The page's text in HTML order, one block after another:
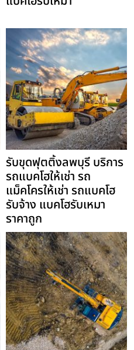
รับขุดฟุตติ้งลพบุรี บริการ
รถแบคโฮให้เช่า รถ
แม็คโครให้เช่า รถแบคโฮ
รับจ้าง แบคโฮรับเหมา
ราคาถูก